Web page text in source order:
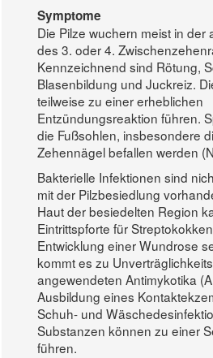
Symptome
Die Pilze wuchern meist in der
des 3. oder 4.
Kennzeichnend sind Rötung,
Blasenbildung und Juckreiz.
teilweise zu einer erheblichen
Entzündungsreaktion führen.
die Fußsohlen, insbesondere
Zehennägel befallen werden
Bakterielle Infektionen sind
mit der Pilzbesiedlung
Haut der besiedelten Region
Eintrittspforte für
Entwicklung einer Wundrose
kommt es zu
angewendeten Antimykotika
Ausbildung eines
Schuh- und
Substanzen können zu einer
führen.